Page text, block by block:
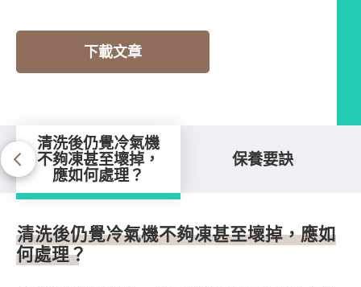
下載文章
清洗後仍覺冷氣機
不夠凍甚至壞掉，
應如何處理？
保養要訣
清洗後仍覺冷氣機不夠凍甚至壞
清洗後仍覺冷氣機不夠凍甚至壞掉，應如
何處理？